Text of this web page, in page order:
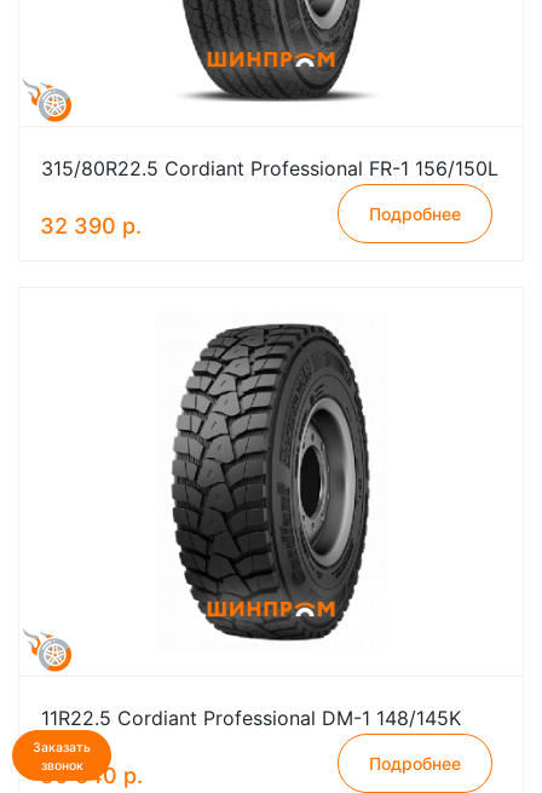
Заказать
звонок
315/80R22.5 Cordiant Professional FR-1 156/150L
32 390 р. Подробнее
11R22.5 Cordiant Professional DM-1 148/145K
30 540 р. Подробнее